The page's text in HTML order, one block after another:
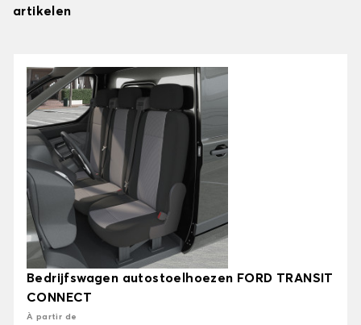
artikelen
Bedrijfswagen autostoelhoezen FORD TRANSIT
CONNECT
À partir de